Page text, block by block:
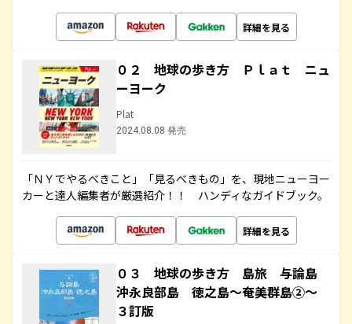
詳細を見る
０２ 地球の歩き方 Ｐｌａｔ ニュ
ーヨーク
Plat
2024.08.08 発売
「ＮＹでやるべきこと」「見るべきもの」を、現地ニューヨー
カーと達人編集者が厳選紹介！！ ハンディなガイドブック。
詳細を見る
０３ 地球の歩き方 島旅 与論島
沖永良部島 徳之島～奄美群島②～
３訂版